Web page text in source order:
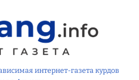
интернет-газета курдов